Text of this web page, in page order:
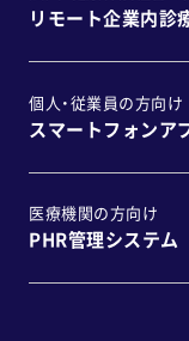
リモート企業内診
個人・従業員の方向け
スマートフォンア
医療機関の方向け
PHR管理システム